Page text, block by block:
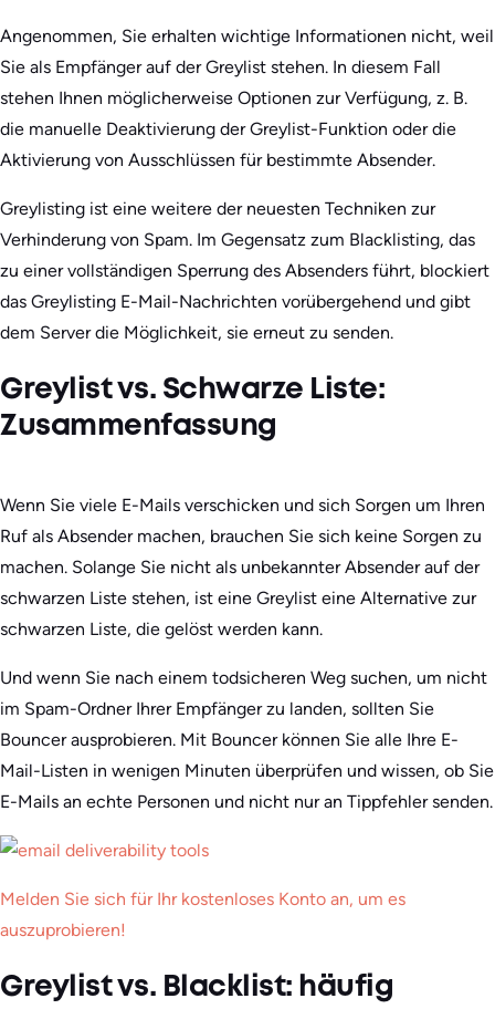
Angenommen, Sie erhalten wichtige Informationen nicht, weil
Sie als Empfänger auf der Greylist stehen. In diesem Fall
stehen Ihnen möglicherweise Optionen zur Verfügung, z. B.
die manuelle Deaktivierung der Greylist-Funktion oder die
Aktivierung von Ausschlüssen für bestimmte Absender.
Greylisting ist eine weitere der neuesten Techniken zur
Verhinderung von Spam. Im Gegensatz zum Blacklisting, das
zu einer vollständigen Sperrung des Absenders führt, blockiert
das Greylisting E-Mail-Nachrichten vorübergehend und gibt
dem Server die Möglichkeit, sie erneut zu senden.
Greylist vs. Schwarze Liste:
Zusammenfassung
Wenn Sie viele E-Mails verschicken und sich Sorgen um Ihren
Ruf als Absender machen, brauchen Sie sich keine Sorgen zu
machen. Solange Sie nicht als unbekannter Absender auf der
schwarzen Liste stehen, ist eine Greylist eine Alternative zur
schwarzen Liste, die gelöst werden kann.
Und wenn Sie nach einem todsicheren Weg suchen, um nicht
im Spam-Ordner Ihrer Empfänger zu landen, sollten Sie
Bouncer ausprobieren. Mit Bouncer können Sie alle Ihre E-
Mail-Listen in wenigen Minuten überprüfen und wissen, ob Sie
E-Mails an echte Personen und nicht nur an Tippfehler senden.
Melden Sie sich für Ihr kostenloses Konto an, um es
auszuprobieren!
Greylist vs. Blacklist: häufig